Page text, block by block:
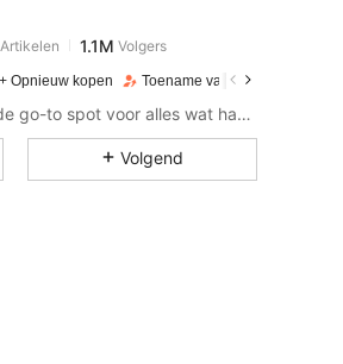
geleden
Opnieuw kopen Toename van volgers 13%
Slay je elke dag met Slaydiva-de go-to spot voor alles wat hawt is!
Volgend